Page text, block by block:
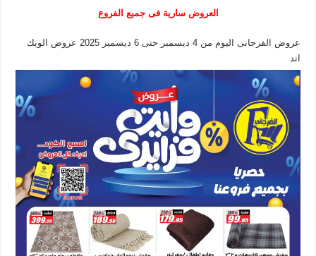
العروض سارية فى جميع الفروع
عروض الفرجانى اليوم من 4 ديسمبر حتى 6 ديسمبر 2025 عروض الويك
اند